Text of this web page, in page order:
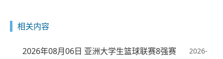
相关内容
2026年08月06日 亚洲大学生篮球联赛8强赛
2026-